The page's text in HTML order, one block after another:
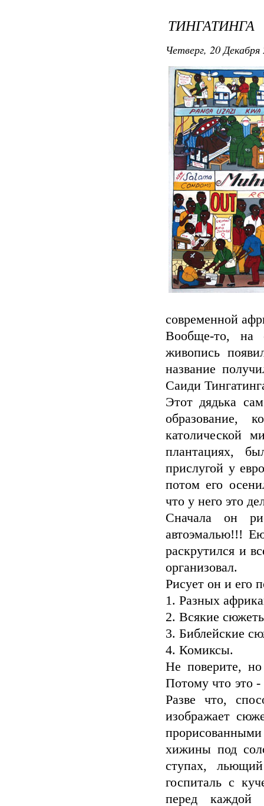
ТИНГАТИНГА
Четверг, 20
современной
Вообще-то, на
живопись
название
Саиди
Этот дядька
образование,
католической
плантациях,
прислугой у
потом его
что у него это
Сначала он
автоэмалью!!!
раскрутился и
организовал.
Рисует он и его
1. Разных
2. Всякие
3. Библейские
4. Комиксы.
Не поверите,
Потому что это -
Разве что,
изображает
хижины под
ступах,
госпиталь с
перед